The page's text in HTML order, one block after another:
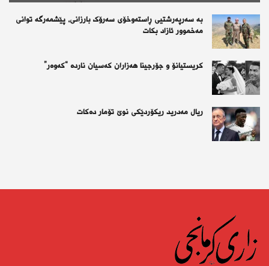
بە سەرپەرشتیی ڕاستەوخۆی سەرۆک بارزانی، پێشمەرگە توانی
مه‌خموور ئازاد بكات
کریستیانۆ و جۆرجینا هەزاران کەسیان ناردە “کەوەر”
ریال مەدرید ریکۆردێکی نوێ تۆمار دەکات